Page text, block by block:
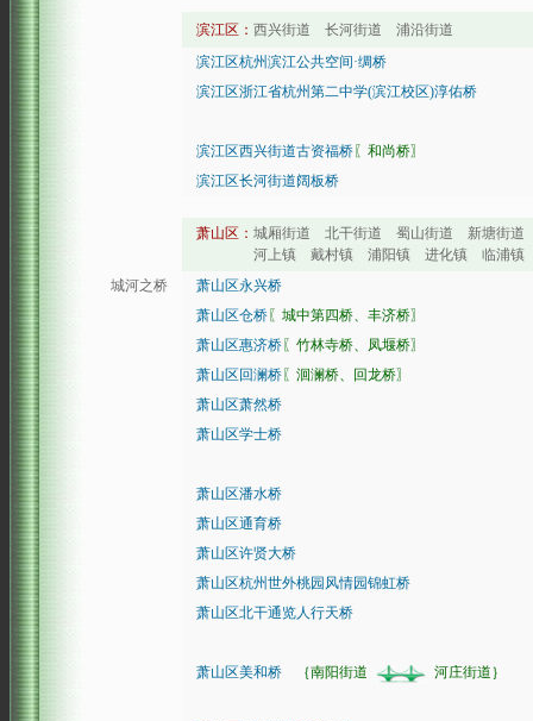
滨江区： 西兴街道 长河街道 浦沿街道
滨江区杭州滨江公共空间·绸桥
滨江区浙江省杭州第二中学(滨江校区)淳佑桥
滨江区西兴街道古资福桥 〖和尚桥〗
滨江区长河街道阔板桥
萧山区： 城厢街道 北干街道 蜀山街道 新塘街
河上镇 戴村镇 浦阳镇 进化镇 临浦镇 楼
城河之桥
萧山区永兴桥
萧山区仓桥 〖城中第四桥、丰济桥〗
萧山区惠济桥 〖竹林寺桥、凤堰桥〗
萧山区回澜桥 〖洄澜桥、回龙桥〗
萧山区萧然桥
萧山区学士桥
萧山区潘水桥
萧山区通育桥
萧山区许贤大桥
萧山区杭州世外桃园风情园锦虹桥
萧山区北干通览人行天桥
萧山区美和桥 ｛南阳街道 河庄街道｝